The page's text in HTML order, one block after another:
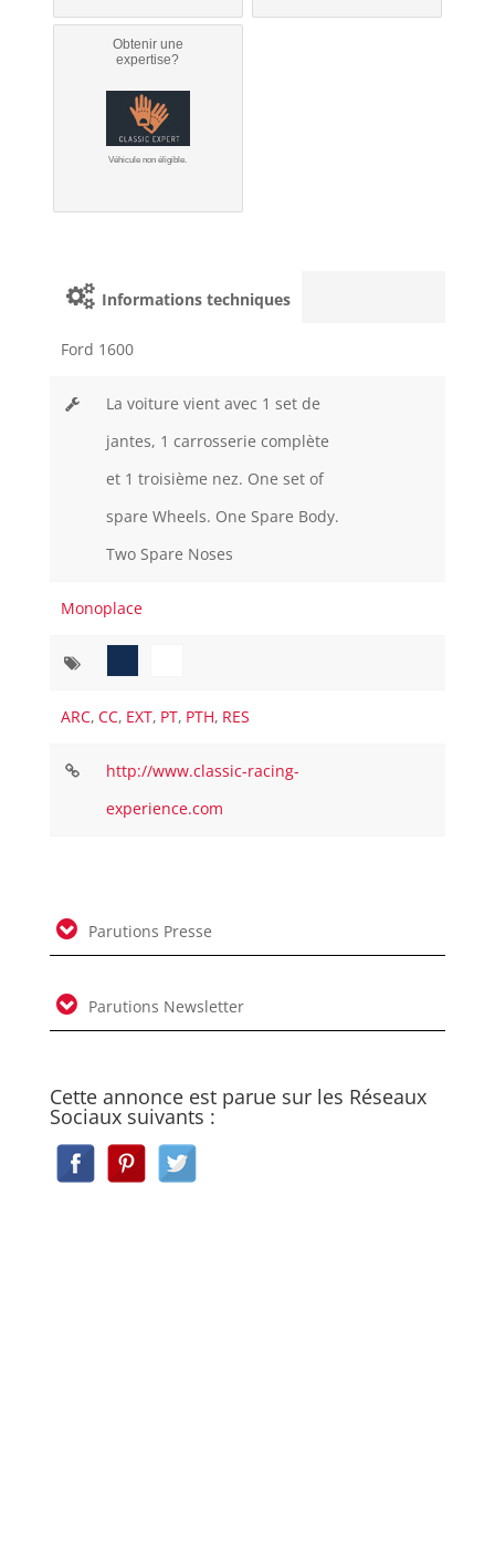
Obtenir une
expertise?
Véhicule non éligible.
Informations techniques
Ford 1600
La voiture vient avec 1 set de
jantes, 1 carrosserie complète
et 1 troisième nez. One set of
spare Wheels. One Spare Body.
Two Spare Noses
Monoplace
ARC, CC, EXT, PT, PTH, RES
http://www.classic-racing-
experience.com
Parutions Presse
Parutions Newsletter
Cette annonce est parue sur les Réseaux
Sociaux suivants :